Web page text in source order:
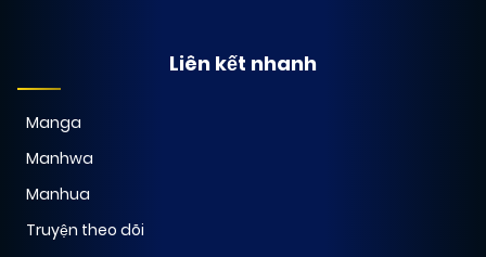
Liên kết nhanh
Manga
Manhwa
Manhua
Truyện theo dõi